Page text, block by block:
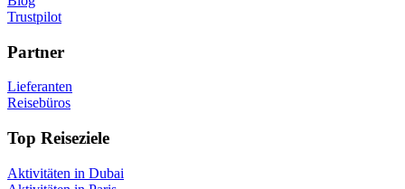
Trustpilot
Partner
Lieferanten
Reisebüros
Top Reiseziele
Aktivitäten in Dubai